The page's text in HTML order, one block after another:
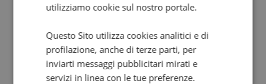
utilizziamo cookie sul nostro portale.
Questo Sito utilizza cookies analitici e di
profilazione, anche di terze parti, per
inviarti messaggi pubblicitari mirati e
servizi in linea con le tue preferenze.